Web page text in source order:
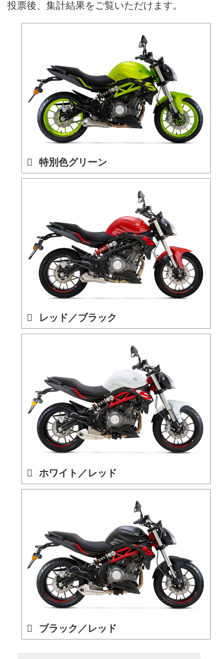
投票後、集計結果をご覧いただけます。
特別色グリーン
レッド／ブラック
ホワイト／レッド
ブラック／レッド